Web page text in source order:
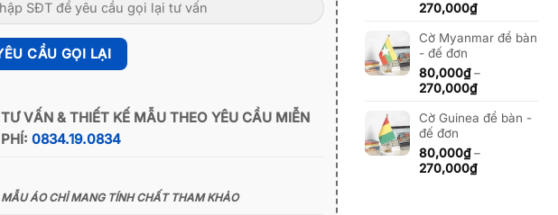
TƯ VẤN & THIẾT KẾ MẪU THEO YÊU CẦU MIỄN
PHÍ: 0834.19.0834
MẪU ÁO CHỈ MANG TÍNH CHẤT THAM KHẢO
270,000₫Khoảng
từ
270,000₫
Cờ Myanmar để bàn
- đế đơn
80,000₫ –
270,000₫Khoảng
từ
270,000₫
Cờ Guinea để bàn -
đế đơn
80,000₫ –
270,000₫Khoảng